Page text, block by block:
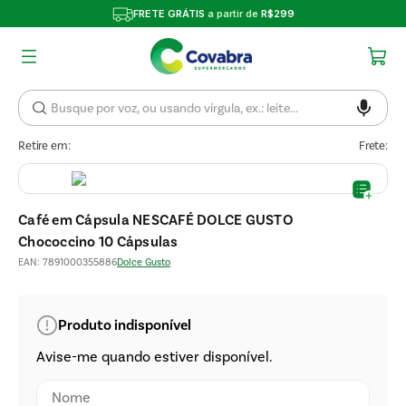
FRETE GRÁTIS a partir de R$299
Retire em: Frete:
Café em Cápsula NESCAFÉ DOLCE GUSTO
Chococcino 10 Cápsulas
EAN: 7891000355886Dolce Gusto